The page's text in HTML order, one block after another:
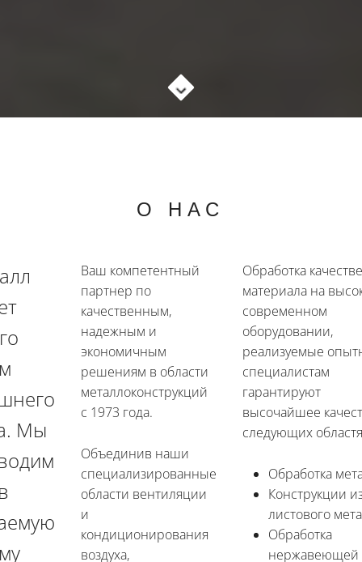
О НАС
Мы
Ваш компетентный
партнер по
качественным,
надежным и
экономичным
решениям в области
металлоконструкций
с 1973 года.
Объединив наши
специализированные
области вентиляции
и
кондиционирования
воздуха,
Обработка
материала на
современном
оборудовании,
реализуемые
специалистам
гарантируют
высочайшее
следующих
Обработка
Конструкции
листового
Обработка
нержавеющей